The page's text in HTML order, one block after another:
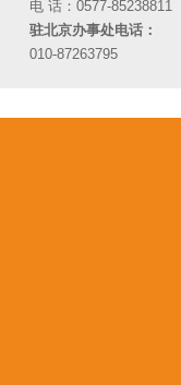
电 话：0577-85238811
驻北京办事处电话：
010-87263795